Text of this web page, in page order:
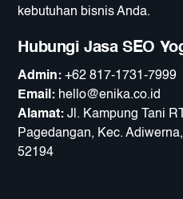
kebutuhan bisnis Anda.
Hubungi Jasa SEO
Admin: +62 817-1731-7999
Email: hello@enika.co.id
Alamat:Jl. Kampung Tani
Pagedangan, Kec.
52194